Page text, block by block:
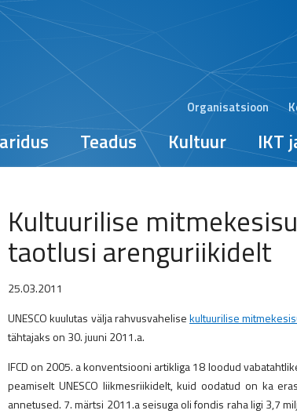
Organisatsioon
Teadus Kultuur IKT
Kultuurilise
taotlusi arenguriikidelt
25.03.2011
UNESCO kuulutas välja rahvusvahelisekultuurilise
tähtajaks on 30. juuni 2011.a.
IFCD on 2005. a konventsiooni artikliga 18 loodud
peamiselt UNESCO liikmesriikidelt, kuid oodatud on ka
annetused. 7. märtsi 2011.a seisuga oli fondis raha ligi 3,7